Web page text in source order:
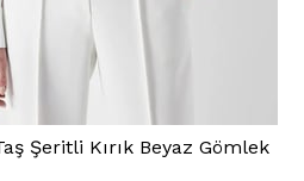
Şeritli Kırık Beyaz Gömlek